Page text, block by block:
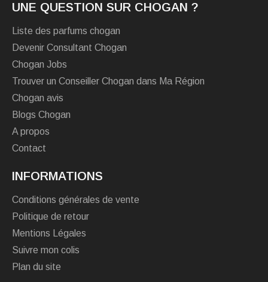
UNE QUESTION SUR CHOGAN ?
Liste des parfums chogan
Devenir Consultant Chogan
Chogan Jobs
Trouver un Conseiller Chogan dans Ma Région
Chogan avis
Blogs Chogan
A propos
Contact
INFORMATIONS
Conditions générales de vente
Politique de retour
Mentions Légales
Suivre mon colis
Plan du site